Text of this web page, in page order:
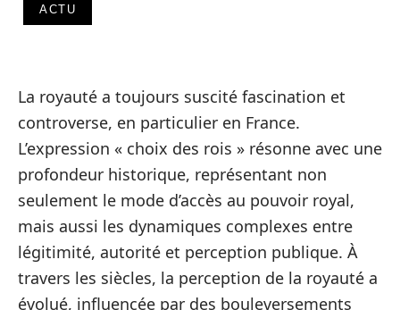
ACTU
La royauté a toujours suscité fascination et
controverse, en particulier en France.
L’expression « choix des rois » résonne avec une
profondeur historique, représentant non
seulement le mode d’accès au pouvoir royal,
mais aussi les dynamiques complexes entre
légitimité, autorité et perception publique. À
travers les siècles, la perception de la royauté a
évolué, influencée par des bouleversements